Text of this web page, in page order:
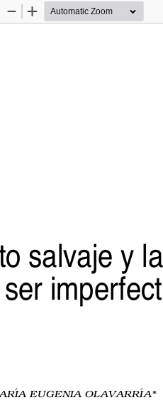
Zoom
Zoom
salvaje y
EUGENIA OLAVARRÍA*